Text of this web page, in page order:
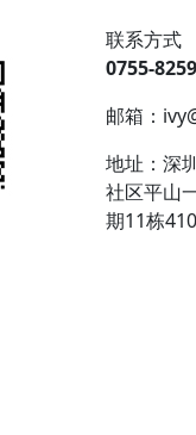
联系方式
0755-
邮箱：
地址：深
社区平山
期11栋